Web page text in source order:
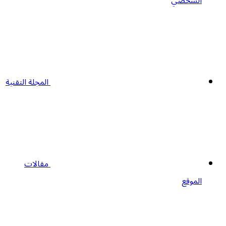
المجلة التقنية
مقالات
الموقع